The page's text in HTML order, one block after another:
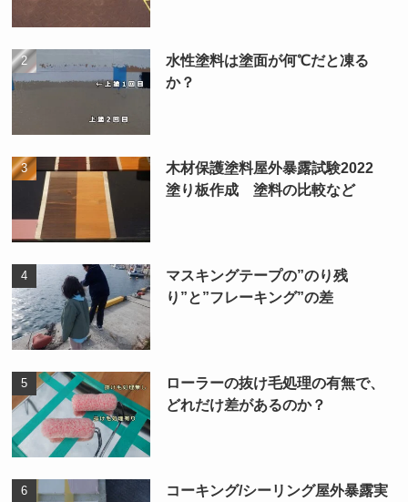
水性塗料は塗面が何℃だと凍る
か？
木材保護塗料屋外暴露試験2022
塗り板作成 塗料の比較など
マスキングテープの”のり残
り”と”フレーキング”の差
ローラーの抜け毛処理の有無で、
どれだけ差があるのか？
コーキング/シーリング屋外暴露実